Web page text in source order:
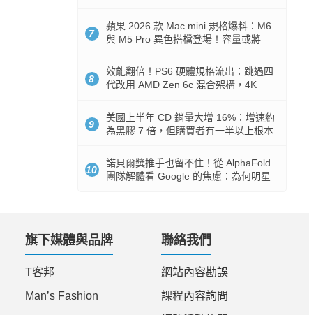
7
蘋果 2026 款 Mac mini 規格爆料：M6
與 M5 Pro 異色搭檔登場！容量或將
8
效能翻倍！PS6 硬體規格流出：跳過四
代改用 AMD Zen 6c 混合架構，4K
9
美國上半年 CD 銷量大增 16%：增速約
為黑膠 7 倍，但購買者有一半以上根本
10
諾貝爾獎推手也留不住！從 AlphaFold
團隊解體看 Google 的焦慮：為何明星
旗下媒體與品牌
T客邦
Man’s Fashion
聯絡我們
網站內容勘誤
課程內容詢問